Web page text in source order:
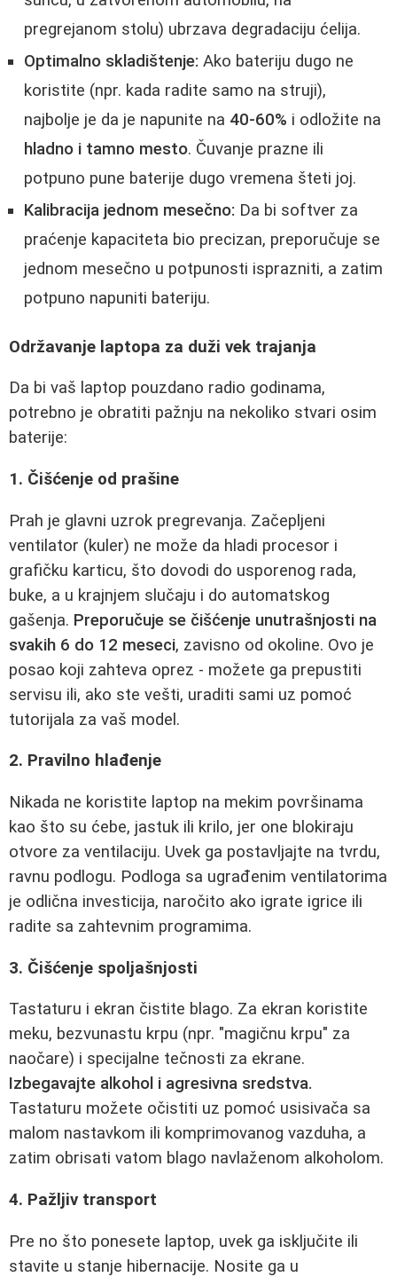
pregrejanom stolu) ubrzava degradaciju ćelija.
Optimalno skladištenje: Ako bateriju dugo ne
koristite (npr. kada radite samo na struji),
najbolje je da je napunite na 40-60% i odložite na
hladno i tamno mesto. Čuvanje prazne ili
potpuno pune baterije dugo vremena šteti joj.
Kalibracija jednom mesečno: Da bi softver za
praćenje kapaciteta bio precizan, preporučuje se
jednom mesečno u potpunosti isprazniti, a zatim
potpuno napuniti bateriju.
Održavanje laptopa za duži vek trajanja
Da bi vaš laptop pouzdano radio godinama,
potrebno je obratiti pažnju na nekoliko stvari osim
baterije:
1. Čišćenje od prašine
Prah je glavni uzrok pregrevanja. Začepljeni
ventilator (kuler) ne može da hladi procesor i
grafičku karticu, što dovodi do usporenog rada,
buke, a u krajnjem slučaju i do automatskog
gašenja. Preporučuje se čišćenje unutrašnjosti na
svakih 6 do 12 meseci, zavisno od okoline. Ovo je
posao koji zahteva oprez - možete ga prepustiti
servisu ili, ako ste vešti, uraditi sami uz pomoć
tutorijala za vaš model.
2. Pravilno hlađenje
Nikada ne koristite laptop na mekim površinama
kao što su ćebe, jastuk ili krilo, jer one blokiraju
otvore za ventilaciju. Uvek ga postavljajte na tvrdu,
ravnu podlogu. Podloga sa ugrađenim ventilatorima
je odlična investicija, naročito ako igrate igrice ili
radite sa zahtevnim programima.
3. Čišćenje spoljašnjosti
Tastaturu i ekran čistite blago. Za ekran koristite
meku, bezvunastu krpu (npr. "magičnu krpu" za
naočare) i specijalne tečnosti za ekrane.
Izbegavajte alkohol i agresivna sredstva.
Tastaturu možete očistiti uz pomoć usisivača sa
malom nastavkom ili komprimovanog vazduha, a
zatim obrisati vatom blago navlaženom alkoholom.
4. Pažljiv transport
Pre no što ponesete laptop, uvek ga isključite ili
stavite u stanje hibernacije. Nosite ga u